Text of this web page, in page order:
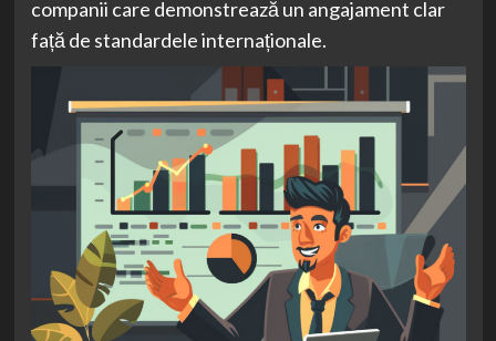
companii care demonstrează un angajament clar
față de standardele internaționale.